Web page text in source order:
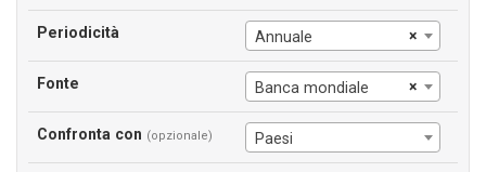
Periodicità ×
Annuale
Fonte ×
Banca mondiale
Confronta con (opzionale) Paesi